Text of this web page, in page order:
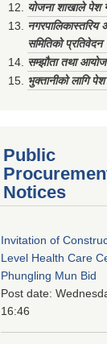
योजना शाखाले पेश
समितिको प्रतिवेदन
सम्झौता तथा
भुक्तानीको लागि
Public
Notices
Invitation of
Level Health Care
Phungling Mun Bid
Post date:
16:46